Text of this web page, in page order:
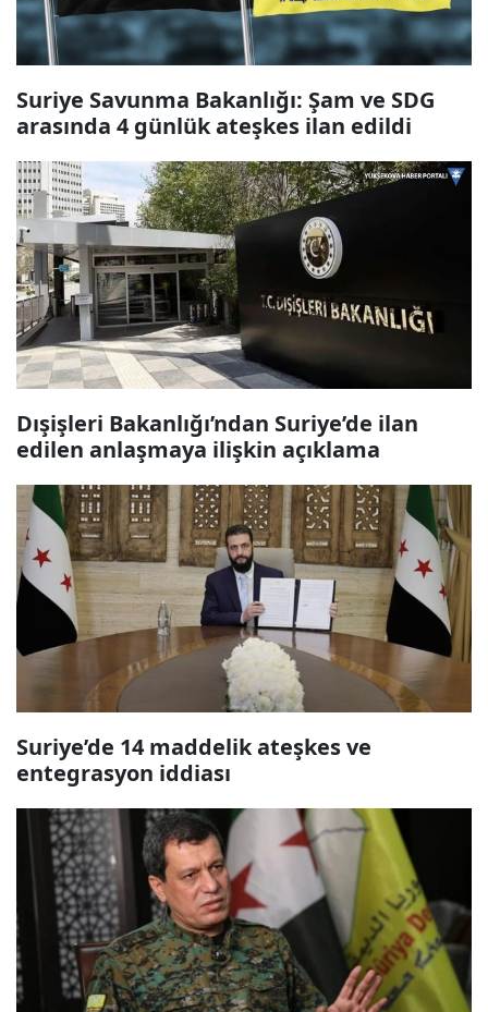
Suriye Savunma Bakanlığı: Şam ve SDG
arasında 4 günlük ateşkes ilan edildi
Dışişleri Bakanlığı’ndan Suriye’de ilan
edilen anlaşmaya ilişkin açıklama
Suriye’de 14 maddelik ateşkes ve
entegrasyon iddiası